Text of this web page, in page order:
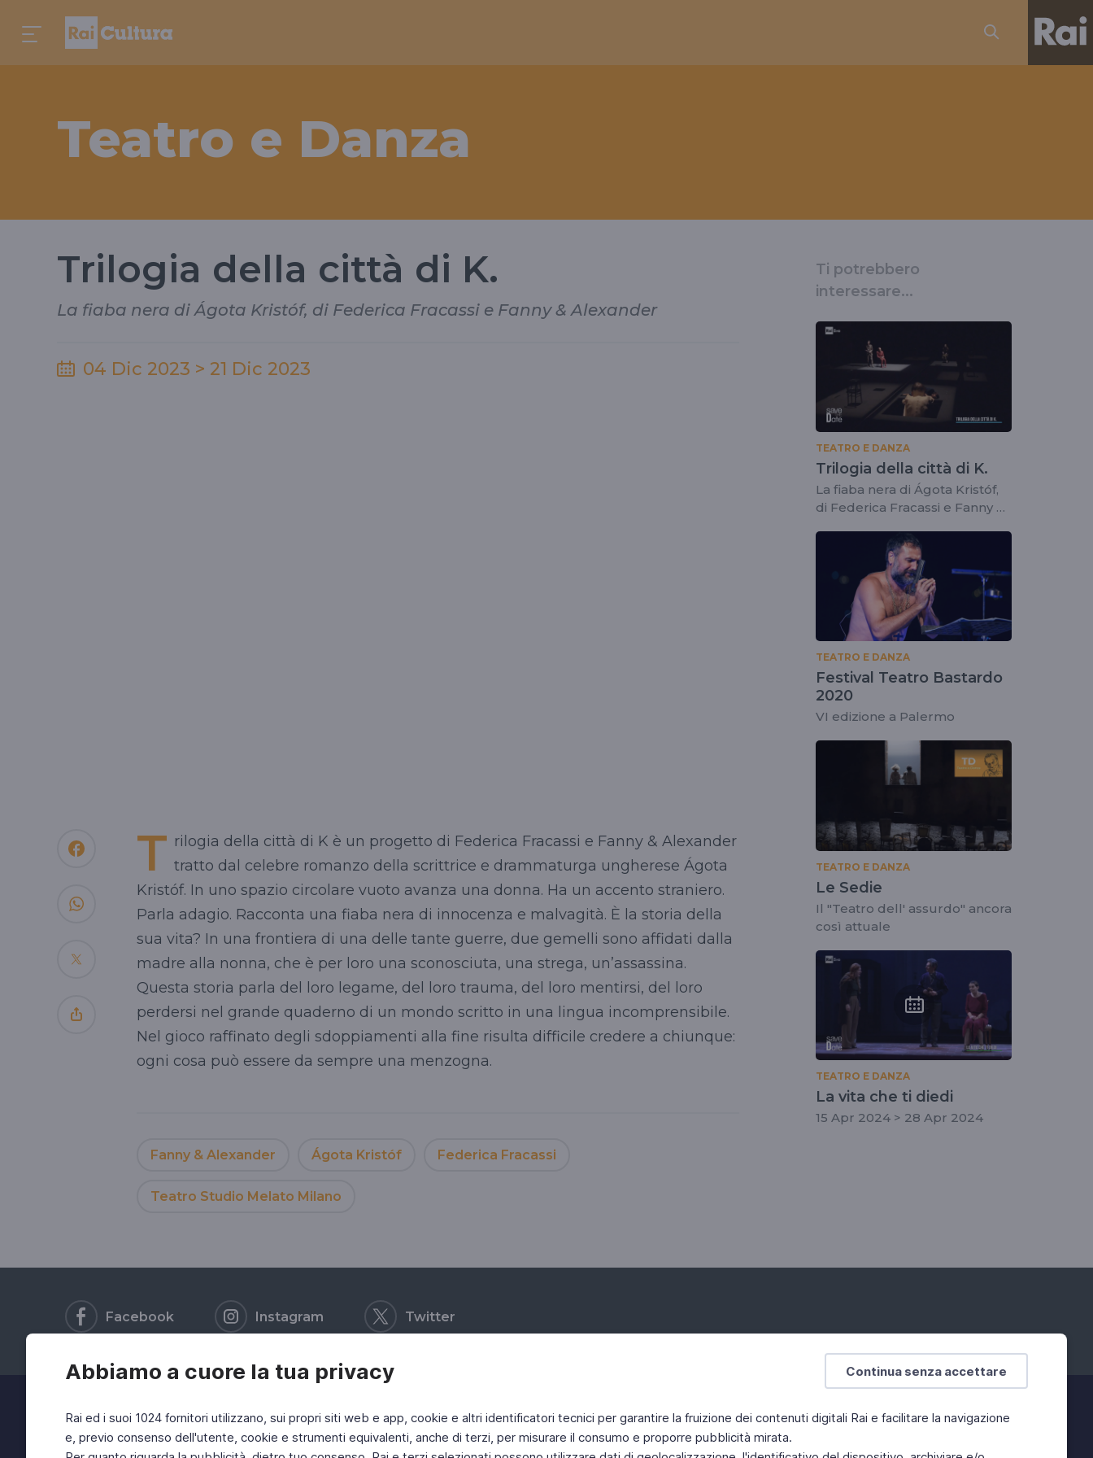
Continua senza accettare
Abbiamo a cuore la tua privacy
Rai ed i suoi 1024 fornitori utilizzano, sui propri siti web e app, cookie e altri identificatori tecnici per garantire la fruizione dei contenuti digitali Rai e facilitare la navigazione
e, previo consenso dell'utente, cookie e strumenti equivalenti, anche di terzi, per misurare il consumo e proporre pubblicità mirata.
Teatro e Danza
Trilogia della città di K.
La fiaba nera di Ágota Kristóf, di Federica Fracassi e Fanny & Alexander
04 Dic 2023 > 21 Dic 2023
T rilogia della città di K è un progetto di Federica Fracassi e Fanny & Alexander
tratto dal celebre romanzo della scrittrice e drammaturga ungherese Ágota
Kristóf. In uno spazio circolare vuoto avanza una donna. Ha un accento straniero.
Parla adagio. Racconta una fiaba nera di innocenza e malvagità. È la storia della
sua vita? In una frontiera di una delle tante guerre, due gemelli sono affidati dalla
madre alla nonna, che è per loro una sconosciuta, una strega, un’assassina.
Questa storia parla del loro legame, del loro trauma, del loro mentirsi, del loro
perdersi nel grande quaderno di un mondo scritto in una lingua incomprensibile.
Nel gioco raffinato degli sdoppiamenti alla fine risulta difficile credere a chiunque:
ogni cosa può essere da sempre una menzogna.
Fanny & Alexander Ágota Kristóf Federica Fracassi
Teatro Studio Melato Milano
Ti potrebbero
interessare...
TEATRO E DANZA
Trilogia della città di K.
La fiaba nera di Ágota Kristóf,
di Federica Fracassi e Fanny &
TEATRO E DANZA
Festival Teatro Bastardo
2020
VI edizione a Palermo
TEATRO E DANZA
Le Sedie
Il "Teatro dell' assurdo" ancora
così attuale
TEATRO E DANZA
La vita che ti diedi
15 Apr 2024 > 28 Apr 2024
Facebook Instagram Twitter